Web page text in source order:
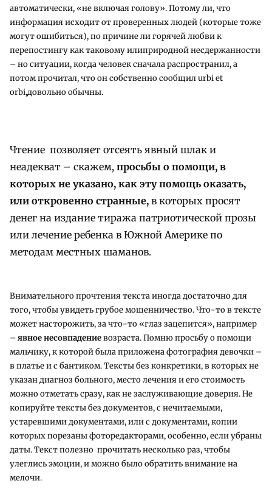
автоматически, «не включая голову». Потому ли, что
информация исходит от проверенных людей (которые тоже
могут ошибиться), по причине ли горячей любви к
перепостингу как таковому илиприродной несдержанности
– но ситуации, когда человек сначала распространил, а
потом прочитал, что он собственно сообщил urbi et
orbi,довольно обычны.
Чтение позволяет отсеять явный шлак и
неадекват – скажем, просьбы о помощи, в
которых не указано, как эту помощь оказать,
или откровенно странные, в которых просят
денег на издание тиража патриотической прозы
или лечение ребенка в Южной Америке по
методам местных шаманов.
Внимательного прочтения текста иногда достаточно для
того, чтобы увидеть грубое мошенничество. Что-то в тексте
может насторожить, за что-то «глаз зацепится», например
– явное несовпадениевозраста. Помню просьбу о помощи
мальчику, к которой была приложена фотография девочки –
в платье и с бантиком. Тексты без конкретики, в которых не
указан диагноз больного, место лечения и его стоимость
можно отметать сразу, как не заслуживающие доверия. Не
копируйте тексты без документов, с нечитаемыми,
устаревшими документами, или с документами, копии
которых порезаны фоторедакторами, особенно, если убраны
даты. Текст полезно прочитать несколько раз, чтобы
улеглись эмоции, и можно было обратить внимание на
мелочи.